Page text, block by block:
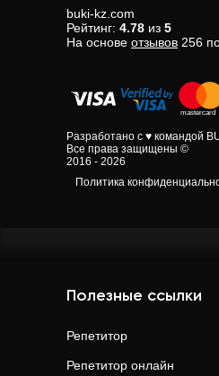
buki-kz.com
Рейтинг: 4.78 из 5
На основе отзывов 256
Разработано с ♥ командой
Все права защищены ©
2016 - 2026
Политика
Полезные ссылки
Репетитор
Репетитор онлайн